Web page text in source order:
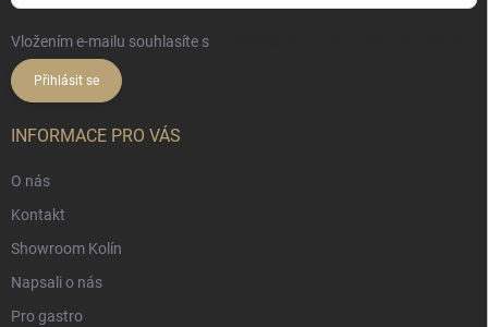
Vložením e-mailu souhlasíte s
Přihlásit se
INFORMACE PRO VÁS
O nás
Kontakt
Showroom Kolín
Napsali o nás
Pro gastro